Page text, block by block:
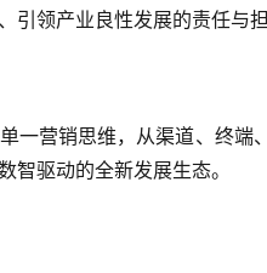
领产业良性发展的责任与担
一营销思维，从渠道、终端
驱动的全新发展生态。